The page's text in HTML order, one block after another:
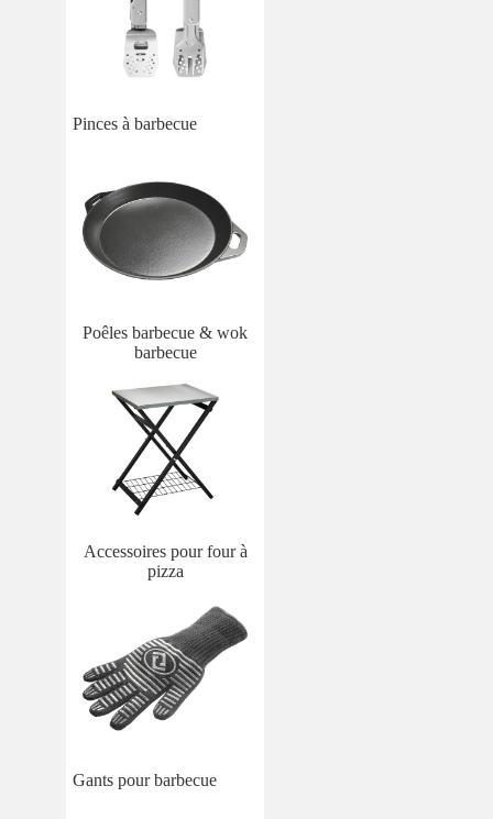
Pinces à barbecue
Poêles barbecue & wok
barbecue
Accessoires pour four à
pizza
Gants pour barbecue